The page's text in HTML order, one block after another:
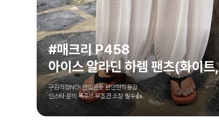
#매크리 P458
아이스 알라딘 하렘 팬츠(화이
구김걱정NO! 안입은듯 편안한착용감
인스타 문의 폭주!!! 무조건 소장 필수👍